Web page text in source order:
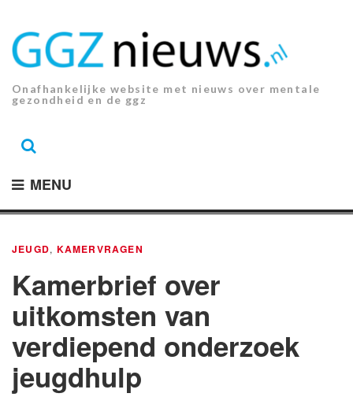
inhoud.
Onafhankelijke website met nieuws over mentale
gezondheid en de ggz
MENU
JEUGD, KAMERVRAGEN
Kamerbrief over
uitkomsten van
verdiepend onderzoek
jeugdhulp